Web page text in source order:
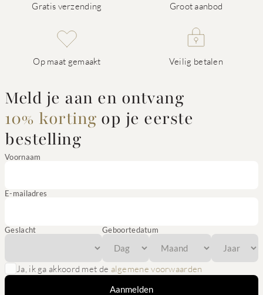
Gratis verzending Groot aanbod
Op maat gemaakt Veilig betalen
Meld je aan en ontvang
10% korting op je eerste
bestelling
Voornaam
E-mailadres
Geslacht Geboortedatum
Ja, ik ga akkoord met de algemene voorwaarden
Aanmelden